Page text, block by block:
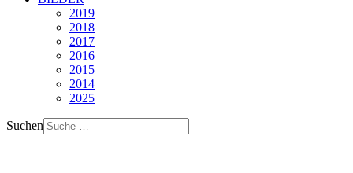
2019
2018
2017
2016
2015
2014
2025
Suchen